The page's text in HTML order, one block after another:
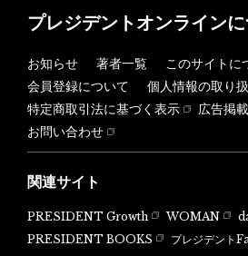
プレジデントオンライン
お知らせ 著者一覧
このサイトに
会員登録について
個人情報の取り
特定商取引法に基づく表示
広告掲載
お問い合わせ
関連サイト
PRESIDENT Growth WOMAN
PRESIDENT BOOKS
プレジデント